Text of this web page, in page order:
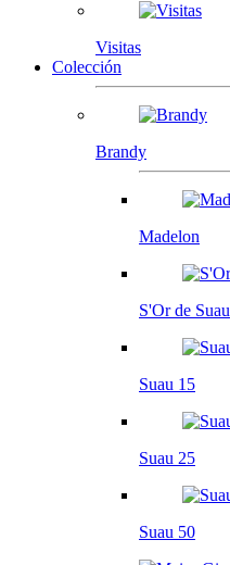
Visitas
Colección
Brandy
Madelon
S'Or de Suau
Suau 15
Suau 25
Suau 50